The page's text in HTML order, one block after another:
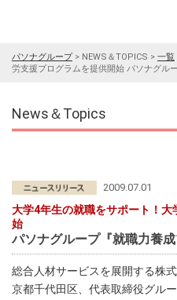
パソナグループ> NEWS＆TOPICS > 一覧
労支援プログラムを提供開始 パソナグル
News＆Topics
2009.07.01
大学4年生の就職をサポート！
始
パソナグループ『就職力養成
総合人材サービスを展開する株
京都千代田区、代表取締役グル